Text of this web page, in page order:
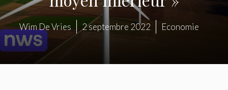
Wim De Vries 2 septembre 2022 Economie